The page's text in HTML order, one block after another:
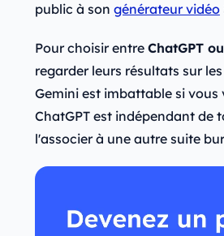
public à son générateur vidéo
Pour choisir entre ChatGPT
regarder leurs résultats sur
Gemini est imbattable si
ChatGPT est indépendant de
l'associer à une autre suite